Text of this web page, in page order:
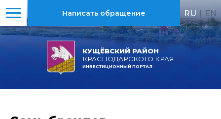
КУЩЁВСКИЙ РАЙОН
КРАСНОДАРСКОГО КРАЯ
ИНВЕСТИЦИОННЫЙ ПОРТАЛ
Написать обращение RU | EN